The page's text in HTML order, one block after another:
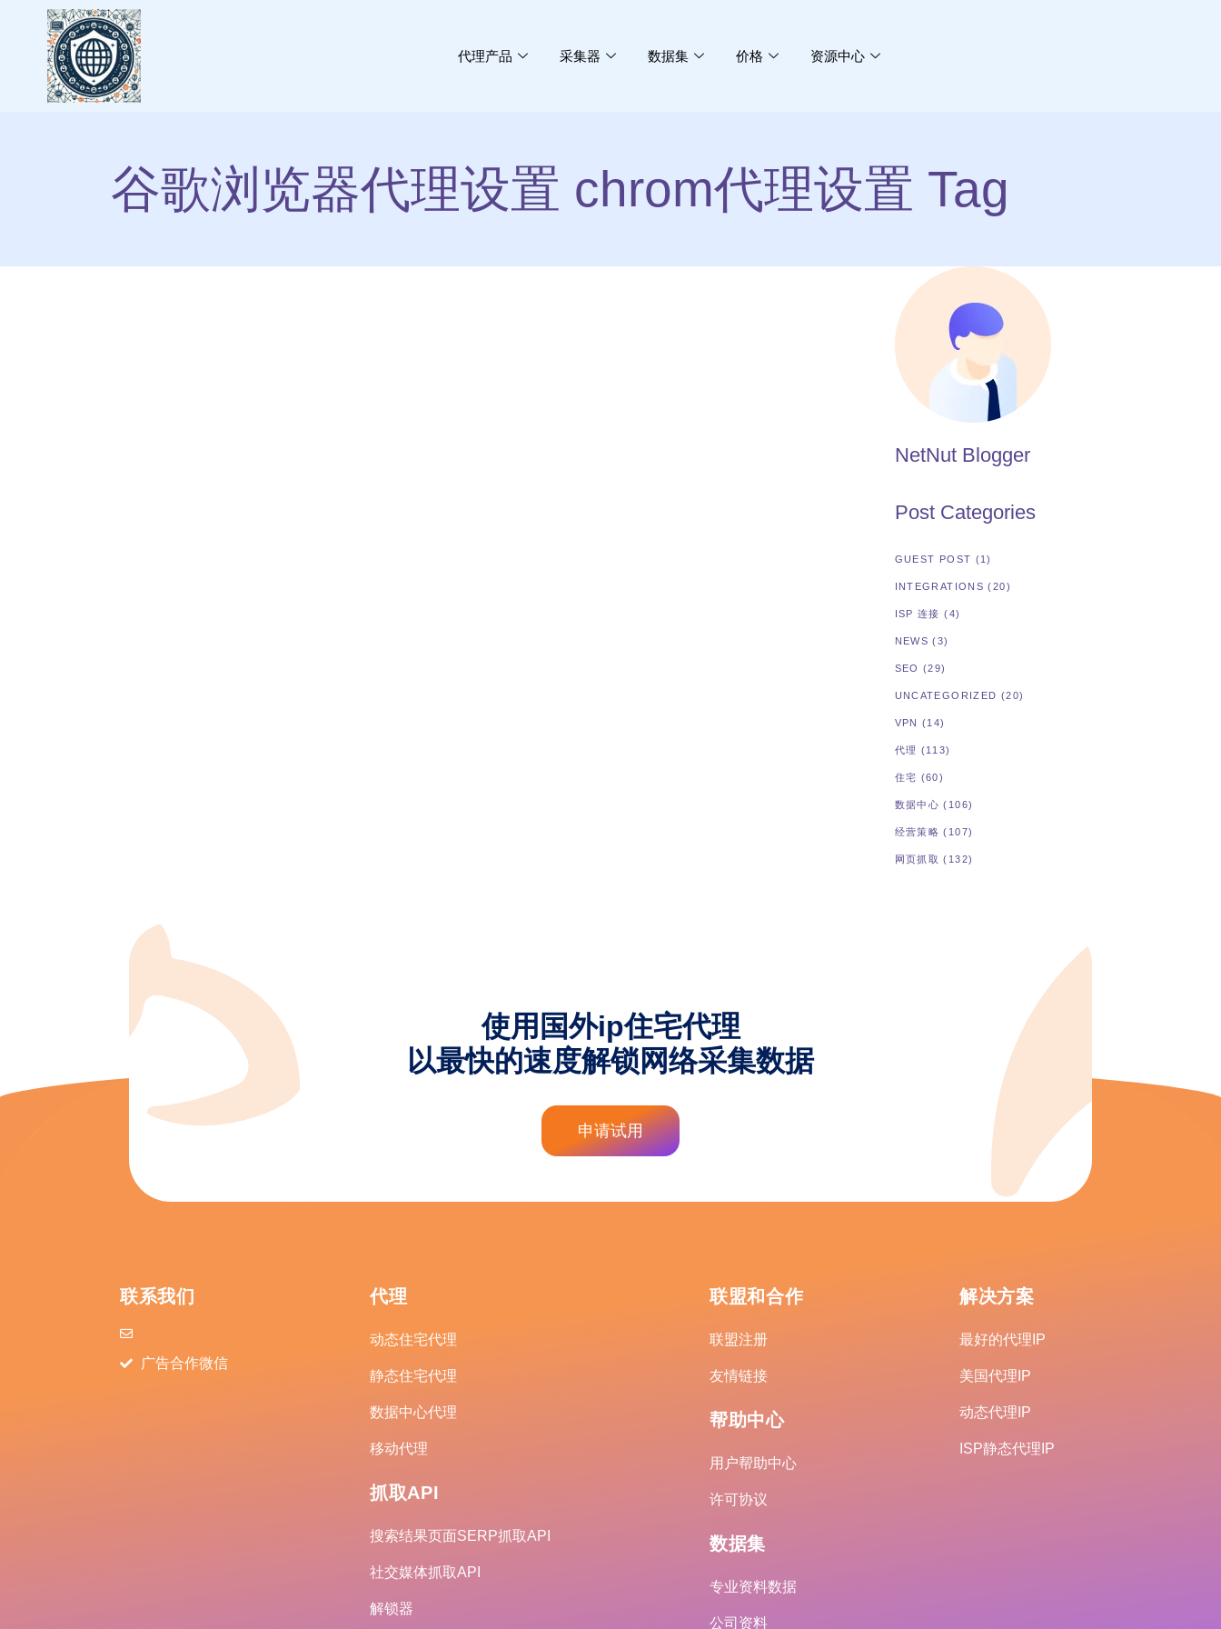
代理产品 采集器 数据集 价格 资源中心
谷歌浏览器代理设置 chrom代理设置 Tag
NetNut Blogger
Post Categories
GUEST POST (1)
INTEGRATIONS (20)
ISP 连接 (4)
NEWS (3)
SEO (29)
UNCATEGORIZED (20)
VPN (14)
代理 (113)
住宅 (60)
数据中心 (106)
经营策略 (107)
网页抓取 (132)
使用国外ip住宅代理
以最快的速度解锁网络采集数据
申请试用
联系我们
广告合作微信
代理
动态住宅代理
静态住宅代理
数据中心代理
移动代理
抓取API
搜索结果页面SERP抓取API
社交媒体抓取API
解锁器
联盟和合作
联盟注册
友情链接
帮助中心
用户帮助中心
许可协议
数据集
专业资料数据
公司资料
解决方案
最好的代理IP
美国代理IP
动态代理IP
ISP静态代理IP